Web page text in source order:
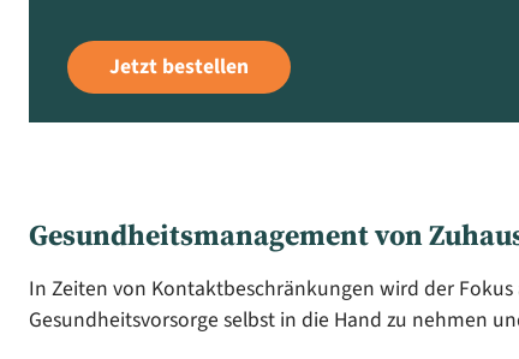
Jetzt bestellen
Gesundheitsmanagement von
In Zeiten von Kontaktbeschränkungen wird der
Gesundheitsvorsorge selbst in die Hand zu nehmen